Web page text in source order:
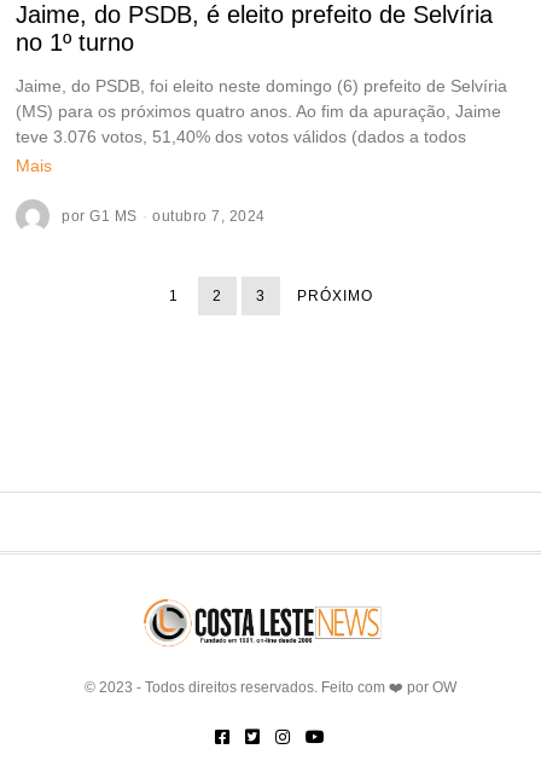
Jaime, do PSDB, é eleito prefeito de Selvíria
no 1º turno
Jaime, do PSDB, foi eleito neste domingo (6) prefeito de Selvíria
(MS) para os próximos quatro anos. Ao fim da apuração, Jaime
teve 3.076 votos, 51,40% dos votos válidos (dados a todos
Mais
porG1 MS outubro 7, 2024
1 2 3 PRÓXIMO
© 2023 - Todos direitos reservados. Feito com ❤️ por OW